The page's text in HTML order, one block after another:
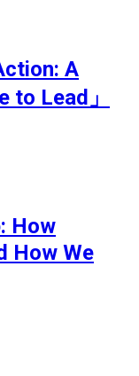
A
to Lead」
How
How We